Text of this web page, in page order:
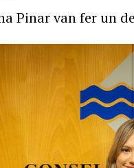
Pinar van fer un